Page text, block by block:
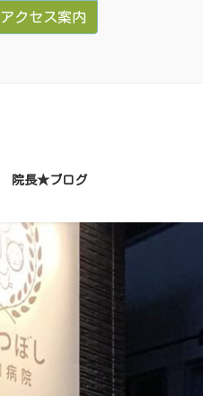
アクセス案内
院長★ブログ